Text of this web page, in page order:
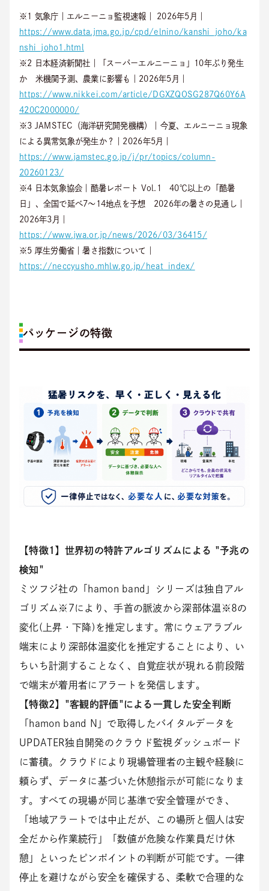
※1 気象庁｜エルニーニョ監視速報｜ 2026年5月｜
https://www.data.jma.go.jp/cpd/elnino/kanshi_joho/ka
nshi_joho1.html
※2 日本経済新聞社｜「スーパーエルニーニョ」10年ぶり発生
か 米機関予測、農業に影響も｜2026年5月｜
https://www.nikkei.com/article/DGXZQOSG287Q60Y6A
420C2000000/
※3 JAMSTEC（海洋研究開発機構）｜今夏、エルニーニョ現象
による異常気象が発生か？｜2026年5月｜
https://www.jamstec.go.jp/j/pr/topics/column-
20260123/
※4 日本気象協会｜酷暑レポート Vol.1 40℃以上の「酷暑
日」、全国で延べ7～14地点を予想 2026年の暑さの見通し｜
2026年3月｜
https://www.jwa.or.jp/news/2026/03/36415/
※5 厚生労働省｜暑さ指数について｜
https://neccyusho.mhlw.go.jp/heat_index/
パッケージの特徴
【特徴1】世界初の特許アルゴリズムによる "予兆の
検知"
ミツフジ社の「hamon band」シリーズは独自アル
ゴリズム※7により、手首の脈波から深部体温※8の
変化(上昇・下降)を推定します。常にウェアラブル
端末により深部体温変化を推定することにより、い
ちいち計測することなく、自覚症状が現れる前段階
で端末が着用者にアラートを発信します。
【特徴2】"客観的評価"による一貫した安全判断
「hamon band N」で取得したバイタルデータを
UPDATER独自開発のクラウド監視ダッシュボード
に蓄積。クラウドにより現場管理者の主観や経験に
頼らず、データに基づいた休憩指示が可能になりま
す。すべての現場が同じ基準で安全管理ができ、
「地域アラートでは中止だが、この場所と個人は安
全だから作業続行」「数値が危険な作業員だけ休
憩」といったピンポイントの判断が可能です。一律
停止を避けながら安全を確保する、柔軟で合理的な